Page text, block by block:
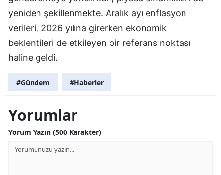
yeniden şekillenmekte. Aralık ayı enflasyon
verileri, 2026 yılına girerken ekonomik
beklentileri de etkileyen bir referans noktası
haline geldi.
#Gündem #Haberler
Yorumlar
Yorum Yazın (500 Karakter)